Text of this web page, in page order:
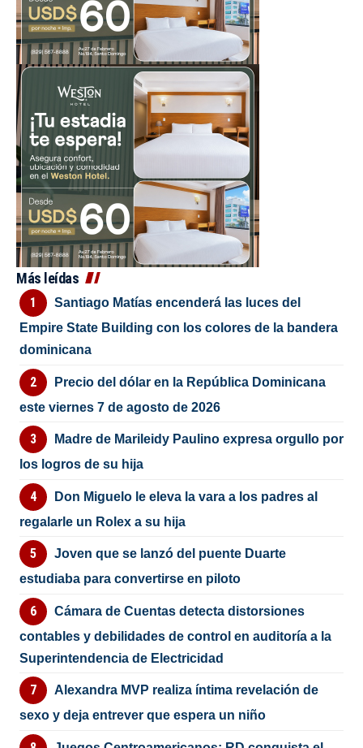
Más leídas
Santiago Matías encenderá las luces del
Empire State Building con los colores de la bandera
dominicana
Precio del dólar en la República Dominicana
este viernes 7 de agosto de 2026
Madre de Marileidy Paulino expresa orgullo por
los logros de su hija
Don Miguelo le eleva la vara a los padres al
regalarle un Rolex a su hija
Joven que se lanzó del puente Duarte
estudiaba para convertirse en piloto
Cámara de Cuentas detecta distorsiones
contables y debilidades de control en auditoría a la
Superintendencia de Electricidad
Alexandra MVP realiza íntima revelación de
sexo y deja entrever que espera un niño